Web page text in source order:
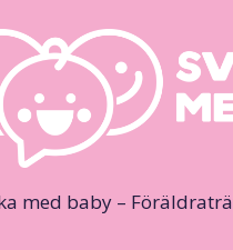
med baby –